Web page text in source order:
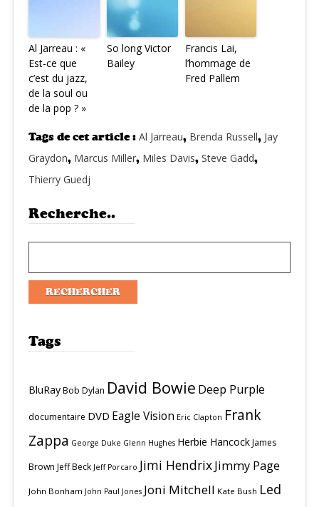
Al Jarreau : «
Est-ce que
c’est du jazz,
de la soul ou
de la pop ? »
So long Victor
Bailey
Francis Lai,
l’hommage de
Fred Pallem
Tags de cet article : Al Jarreau, Brenda Russell, Jay
Graydon, Marcus Miller, Miles Davis, Steve Gadd,
Thierry Guedj
Recherche..
Tags
BluRayBob Dylan David Bowie Deep Purple
documentaire DVD Eagle Vision Eric Clapton Frank
Zappa George Duke Glenn Hughes Herbie HancockJames
Brown Jeff Beck Jeff Porcaro Jimi HendrixJimmy Page
John Bonham John Paul Jones Joni Mitchell Kate Bush Led